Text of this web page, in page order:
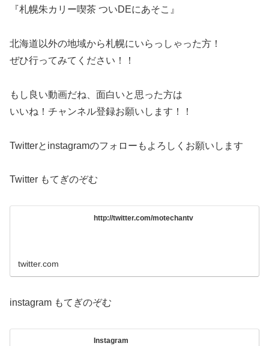
『札幌朱カリー喫茶 ついDEにあそこ』
北海道以外の地域から札幌にいらっしゃった方！
ぜひ行ってみてください！！
もし良い動画だね、面白いと思った方は
いいね！チャンネル登録お願いします！！
Twitterとinstagramのフォローもよろしくお願いします
Twitter もてぎのぞむ
http://twitter.com/motechantv
twitter.com
instagram もてぎのぞむ
Instagram